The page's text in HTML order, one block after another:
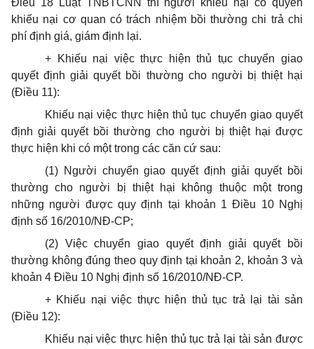
Điều 18 Luật TNBTCNN thì người khiếu nại có quyền
khiếu nại cơ quan có trách nhiệm bồi thường chi trả chi
phí định giá, giám định lại.
+ Khiếu nại việc thực hiện thủ tục chuyển giao
quyết định giải quyết bồi thường cho người bị thiệt hại
(Điều 11):
Khiếu nại việc thực hiện thủ tục chuyển giao quyết
định giải quyết bồi thường cho người bị thiệt hại được
thực hiện khi có một trong các căn cứ sau:
(1) Người chuyển giao quyết định giải quyết bồi
thường cho người bị thiệt hại không thuộc một trong
những người được quy định tại khoản 1 Điều 10 Nghị
định số 16/2010/NĐ-CP;
(2) Việc chuyển giao quyết định giải quyết bồi
thường không đúng theo quy định tại khoản 2, khoản 3 và
khoản 4 Điều 10 Nghị định số 16/2010/NĐ-CP.
+ Khiếu nại việc thực hiện thủ tục trả lại tài sản
(Điều 12):
Khiếu nại việc thực hiện thủ tục trả lại tài sản được